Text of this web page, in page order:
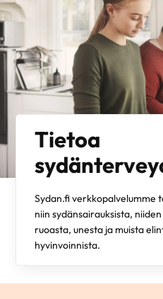
Tietoa
Sydan.fi verkkopalvelumme
niin sydänsairauksista,
ruoasta, unesta ja muista
hyvinvoinnista.